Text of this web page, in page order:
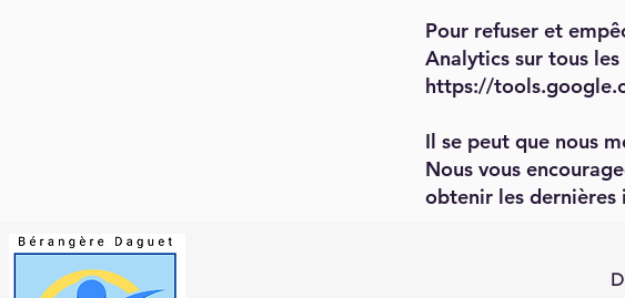
Pour refuser et
Analytics sur tous
https://
Il se peut que nous
Nous vous
obtenir les dernières